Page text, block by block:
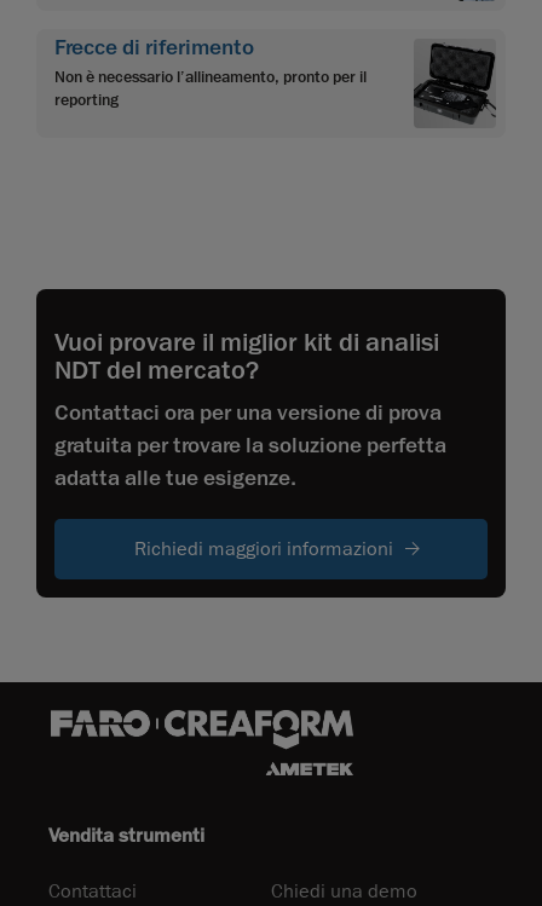
Frecce di riferimento
Non è necessario l’allineamento, pronto per il
reporting
Vuoi provare il miglior kit di analisi
NDT del mercato?
Contattaci ora per una versione di prova
gratuita per trovare la soluzione perfetta
adatta alle tue esigenze.
Richiedi maggiori informazioni
Vendita strumenti
Contattaci Chiedi una demo